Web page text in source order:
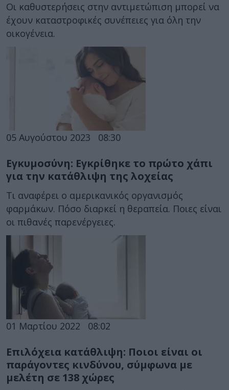
Οι καθυστερήσεις στην αντιμετώπιση μπορεί να
έχουν καταστροφικές συνέπειες για όλη την
οικογένεια.
05 Αυγούστου 2023 08:30
Εγκυμοσύνη: Εγκρίθηκε το πρώτο χάπι
για την κατάθλιψη της λοχείας
Τι αναφέρει ο αμερικανικός οργανισμός
φαρμάκων. Πόσο διαρκεί η θεραπεία. Ποιες είναι
οι πιθανές παρενέργειες.
01 Μαρτίου 2022 08:02
Επιλόχεια κατάθλιψη: Ποιοι είναι οι
παράγοντες κινδύνου, σύμφωνα με
μελέτη σε 138 χώρες